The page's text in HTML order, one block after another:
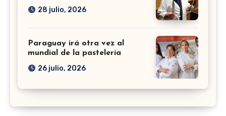
28 julio, 2026
Paraguay irá otra vez al
mundial de la pastelería
26 julio, 2026